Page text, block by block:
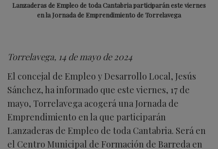
Lanzaderas de Empleo de toda Cantabria participarán este viernes
en la Jornada de Emprendimiento de Torrelavega
Torrelavega, 14 de mayo de 2024
El concejal de Empleo y Desarrollo Local, Jesús
Sánchez, ha informado que este viernes, 17 de
mayo, Torrelavega acogerá una Jornada de
Emprendimiento en la que participarán
Lanzaderas de Empleo de toda Cantabria. Será en
el Centro Municipal de Formación de Barreda en